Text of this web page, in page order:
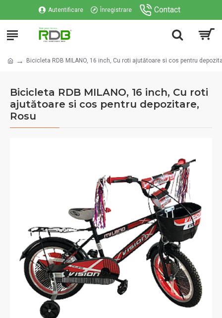
Autentificare Înregistrare Contact
Bicicleta RDB MILANO, 16 inch, Cu roti ajutătoare si cos pentru
Bicicleta RDB MILANO, 16 inch, Cu roti
ajutătoare si cos pentru depozitare,
Rosu